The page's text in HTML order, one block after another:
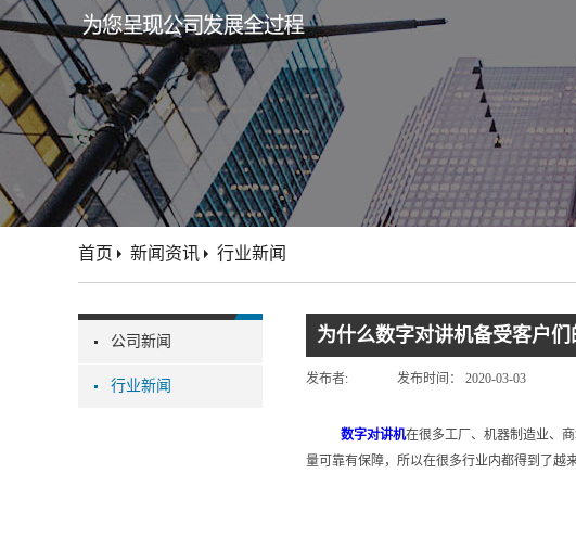
公司新闻
行业新闻
首页 新闻资讯 行业新闻
为什么数字对讲机备受客户们
发布者: 发布时间： 2020-03-03
数字对讲机在很多工厂、机器制造业、
量可靠有保障，所以在很多行业内都得到了越